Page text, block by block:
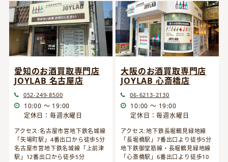
愛知のお酒買取専門店
JOYLAB 名古屋店
052-249-8500
10:00 ～ 19:00
定休日：毎週水曜日
アクセス:名古屋市営地下鉄名城線
「矢場町駅」4番出口から徒歩5分
名古屋市営地下鉄名城線「上前津
駅」12番出口から徒歩5分
大阪のお酒買取専門店
JOYLAB 心斎橋店
06-6213-2130
10:00 ～ 19:00
定休日：毎週水曜日
アクセス:地下鉄長堀鶴見緑地線
「長堀橋駅」7番出口より徒歩5分
地下鉄御堂筋線・長堀鶴見緑地線
「心斎橋駅」6番出口より徒歩10